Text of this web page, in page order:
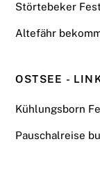
Störtebeker
Altefähr
OSTSEE -
Kühlungsborn
Pauschalreise